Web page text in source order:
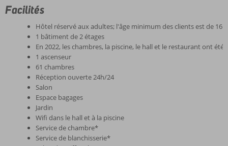
Facilités
Hôtel réservé aux adultes; l'âge minimum des clients est de 16
1 bâtiment de 2 étages
En 2022, les chambres, la piscine, le hall et le restaurant ont été
1 ascenseur
61 chambres
Réception ouverte 24h/24
Salon
Espace bagages
Jardin
Wifi dans le hall et à la piscine
Service de chambre*
Service de blanchisserie*